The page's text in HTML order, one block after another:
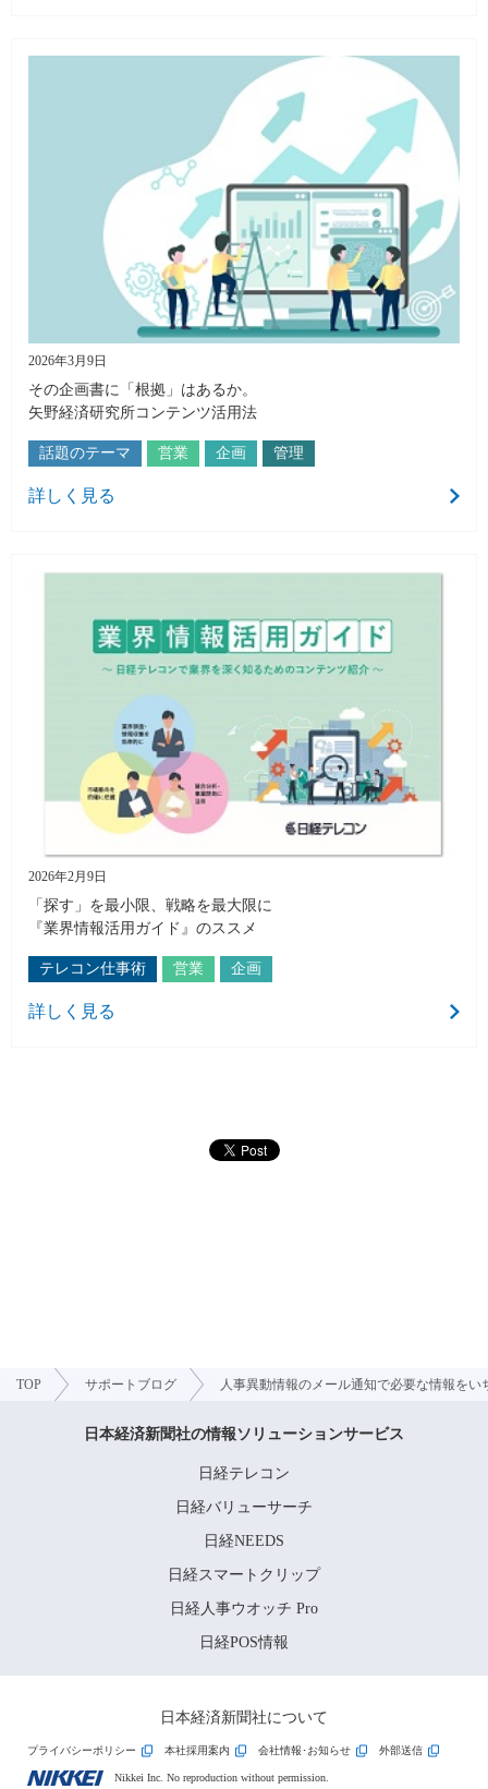
2026年3月9日
その企画書に「根拠」はあるか。
矢野経済研究所コンテンツ活用法
話題のテーマ 営業 企画 管理
詳しく見る
2026年2月9日
「探す」を最小限、戦略を最大限に
『業界情報活用ガイド』のススメ
テレコン仕事術 営業 企画
詳しく見る
TOP サポートブログ 人事異動情報のメール通知で必要な情報をい
日本経済新聞社の情報ソリューションサービス
日経テレコン
日経バリューサーチ
日経NEEDS
日経スマートクリップ
日経人事ウオッチ Pro
日経POS情報
日本経済新聞社について
プライバシーポリシー 本社採用案内 会社情報･お知らせ 外部送信
Nikkei Inc. No reproduction without permission.